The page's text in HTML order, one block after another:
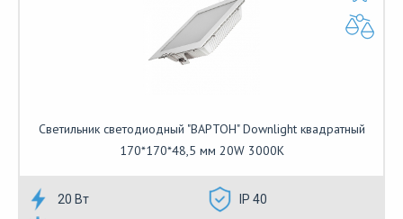
Cветильник cветодиодный "ВАРТОН" Downlight квадратный
170*170*48,5 мм 20W 3000K
20 Вт
IP 40